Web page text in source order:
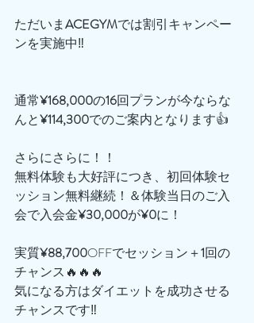
ただいまACEGYMでは割引キャンペー
ンを実施中‼️
通常¥168,000の16回プランが今ならな
んと¥114,300でのご案内となります👍
さらにさらに！！
無料体験も大好評につき、初回体験セ
ッション無料継続！＆体験当日のご入
会で入会金¥30,000が¥0に！
実質¥88,700OFFでセッション＋1回の
チャンス🔥🔥🔥
気になる方はダイエットを成功させる
チャンスです‼️